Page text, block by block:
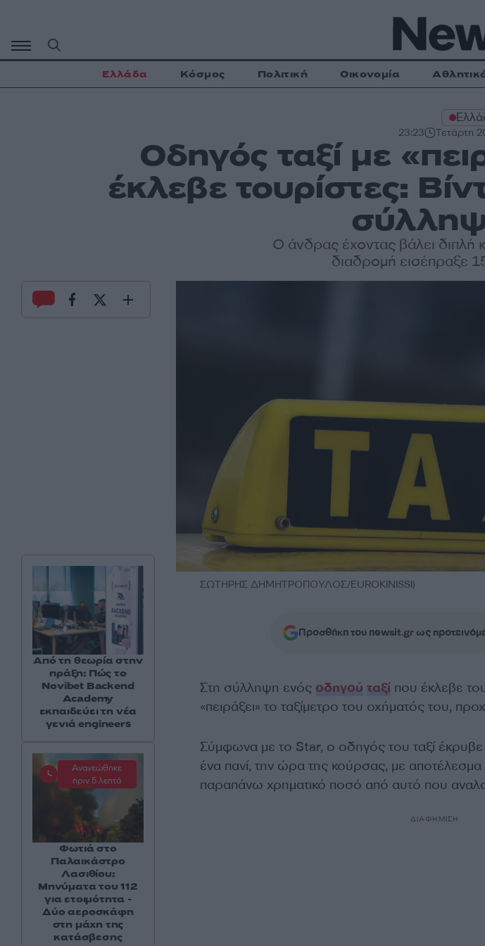
περιεχόμενο
Ελλάδα Κόσμος Πολιτική Οικονομία
23:23 Τετάρτη
Οδηγός ταξί με
έκλεβε τουρίστες:
Ο άνδρας έχοντας βάλει διπλή
διαδρομή εισέπραξε
ΣΩΤΗΡΗΣ ΔΗΜΗΤΡΟΠΟΥΛΟΣ/EUROKINISSI)
Προσθήκη του newsit.gr ως
Στη σύλληψη ενός οδηγού ταξίπου έκλεβε
«πειράξει» το ταξίμετρο του οχήματός του,
Σύμφωνα με το Star, ο οδηγός του ταξί έκρυβε
ένα πανί, την ώρα της κούρσας, με αποτέλεσμα
παραπάνω χρηματικό ποσό από αυτό που
ΔΙΑΦΗΜΙΣΗ
Από τη θεωρία στην
πράξη: Πώς το
Novibet Backend
Academy
εκπαιδεύει τη νέα
γενιά engineers
Ανανεώθηκε
πριν 5 λεπτά
Φωτιά στο
Παλαικάστρο
Λασιθίου:
Μηνύματα του 112
για ετοιμότητα -
Δύο αεροσκάφη
στη μάχη της
κατάσβεσης